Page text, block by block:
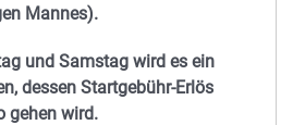
Mannes).
und Samstag wird es ein
dessen Startgebühr-Erlös
gehen wird.